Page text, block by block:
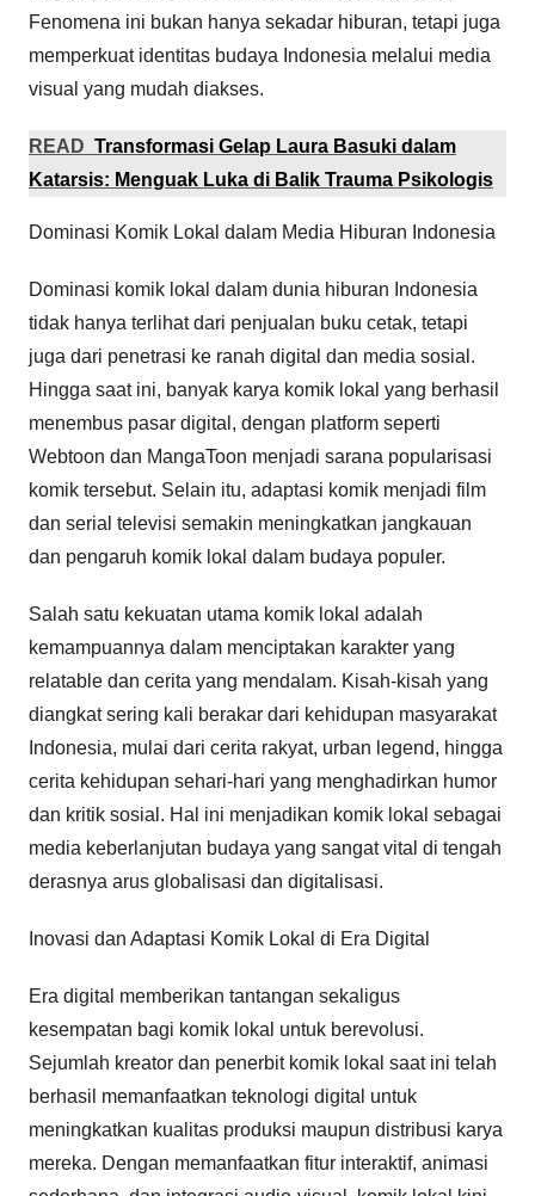
Fenomena ini bukan hanya sekadar hiburan, tetapi juga
memperkuat identitas budaya Indonesia melalui media
visual yang mudah diakses.
READ Transformasi Gelap Laura Basuki dalam
Katarsis: Menguak Luka di Balik Trauma Psikologis
Dominasi Komik Lokal dalam Media Hiburan Indonesia
Dominasi komik lokal dalam dunia hiburan Indonesia
tidak hanya terlihat dari penjualan buku cetak, tetapi
juga dari penetrasi ke ranah digital dan media sosial.
Hingga saat ini, banyak karya komik lokal yang berhasil
menembus pasar digital, dengan platform seperti
Webtoon dan MangaToon menjadi sarana popularisasi
komik tersebut. Selain itu, adaptasi komik menjadi film
dan serial televisi semakin meningkatkan jangkauan
dan pengaruh komik lokal dalam budaya populer.
Salah satu kekuatan utama komik lokal adalah
kemampuannya dalam menciptakan karakter yang
relatable dan cerita yang mendalam. Kisah-kisah yang
diangkat sering kali berakar dari kehidupan masyarakat
Indonesia, mulai dari cerita rakyat, urban legend, hingga
cerita kehidupan sehari-hari yang menghadirkan humor
dan kritik sosial. Hal ini menjadikan komik lokal sebagai
media keberlanjutan budaya yang sangat vital di tengah
derasnya arus globalisasi dan digitalisasi.
Inovasi dan Adaptasi Komik Lokal di Era Digital
Era digital memberikan tantangan sekaligus
kesempatan bagi komik lokal untuk berevolusi.
Sejumlah kreator dan penerbit komik lokal saat ini telah
berhasil memanfaatkan teknologi digital untuk
meningkatkan kualitas produksi maupun distribusi karya
mereka. Dengan memanfaatkan fitur interaktif, animasi